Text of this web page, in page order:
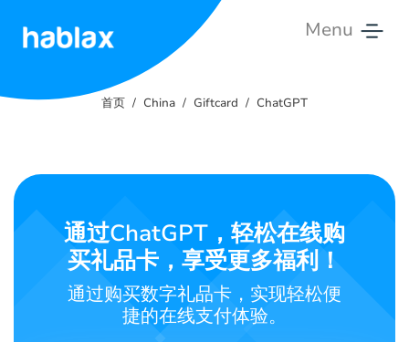
Menu
服
首页 China Giftcard ChatGPT
通过ChatGPT，轻松在线购
买礼品卡，享受更多福利！
通过购买数字礼品卡，实现轻松便
捷的在线支付体验。